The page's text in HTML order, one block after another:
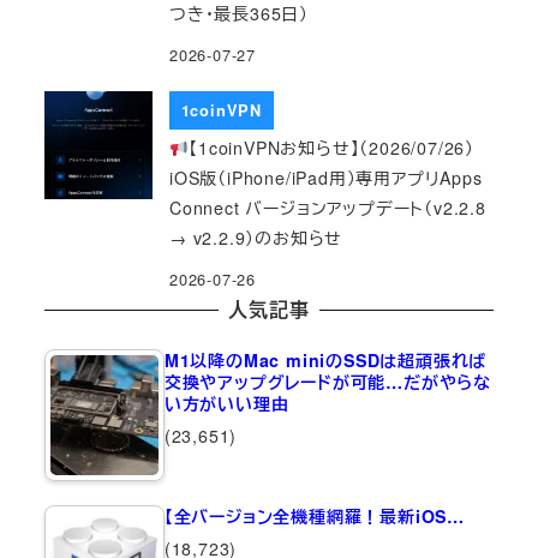
つき・最長365日）
2026-07-27
1coinVPN
【1coinVPNお知らせ】（2026/07/26）
iOS版（iPhone/iPad用）専用アプリApps
Connect バージョンアップデート（v2.2.8
→ v2.2.9）のお知らせ
2026-07-26
人気記事
M1以降のMac miniのSSDは超頑張れば
交換やアップグレードが可能…だがやらな
い方がいい理由
(23,651)
【全バージョン全機種網羅！最新iOS…
(18,723)